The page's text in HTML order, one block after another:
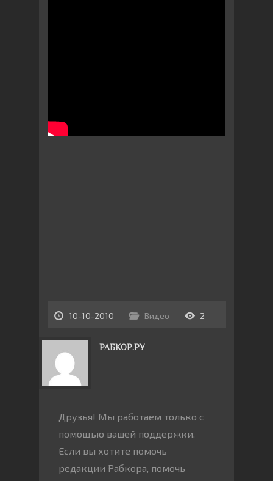
10-10-2010 Видео 2
РАБКОР.РУ
Друзья! Мы работаем только с
помощью вашей поддержки.
Если вы хотите помочь
редакции Рабкора, помочь